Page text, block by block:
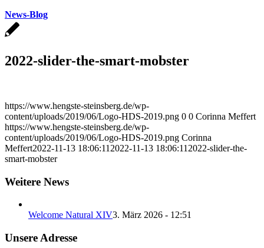
News-Blog
2022-slider-the-smart-mobster
https://www.hengste-steinsberg.de/wp-
content/uploads/2019/06/Logo-HDS-2019.png 0 0 Corinna Meffert
https://www.hengste-steinsberg.de/wp-
content/uploads/2019/06/Logo-HDS-2019.png Corinna
Meffert2022-11-13 18:06:11 2022-11-13 18:06:11 2022-slider-the-
smart-mobster
Weitere News
Welcome Natural XIV3. März 2026 - 12:51
Unsere Adresse